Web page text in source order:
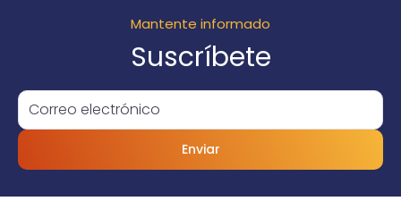
Mantente informado
Suscríbete
Enviar